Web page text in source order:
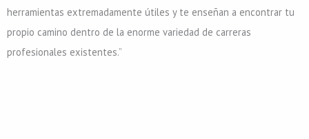
herramientas extremadamente útiles y te enseñan a encontrar tu
propio camino dentro de la enorme variedad de carreras
profesionales existentes.”